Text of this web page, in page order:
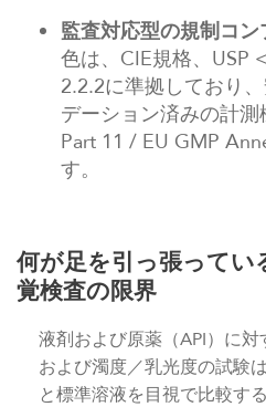
監査対応型の規制コン
色は、CIE規格、USP
2.2.2に準拠しており
デーション済みの計
Part 11 / EU GMP
す。
何が足を引っ張って
覚検査の限界
液剤および原薬（API）に
および濁度／乳光度の試験
と標準溶液を目視で比較す